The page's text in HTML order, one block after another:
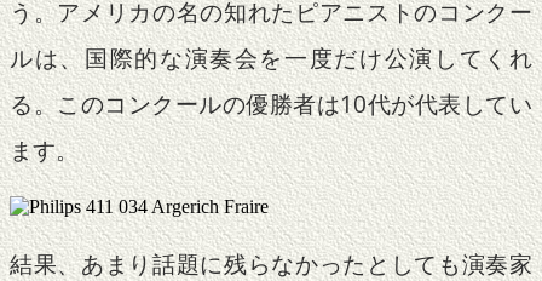
う。アメリカの名の知れたピアニストのコンクー
ルは、国際的な演奏会を一度だけ公演してくれ
る。このコンクールの優勝者は10代が代表してい
ます。
結果、あまり話題に残らなかったとしても演奏家